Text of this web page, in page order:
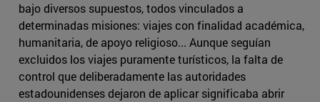
bajo diversos supuestos, todos vinculados a
determinadas misiones: viajes con finalidad académica,
humanitaria, de apoyo religioso... Aunque seguían
excluidos los viajes puramente turísticos, la falta de
control que deliberadamente las autoridades
estadounidenses dejaron de aplicar significaba abrir